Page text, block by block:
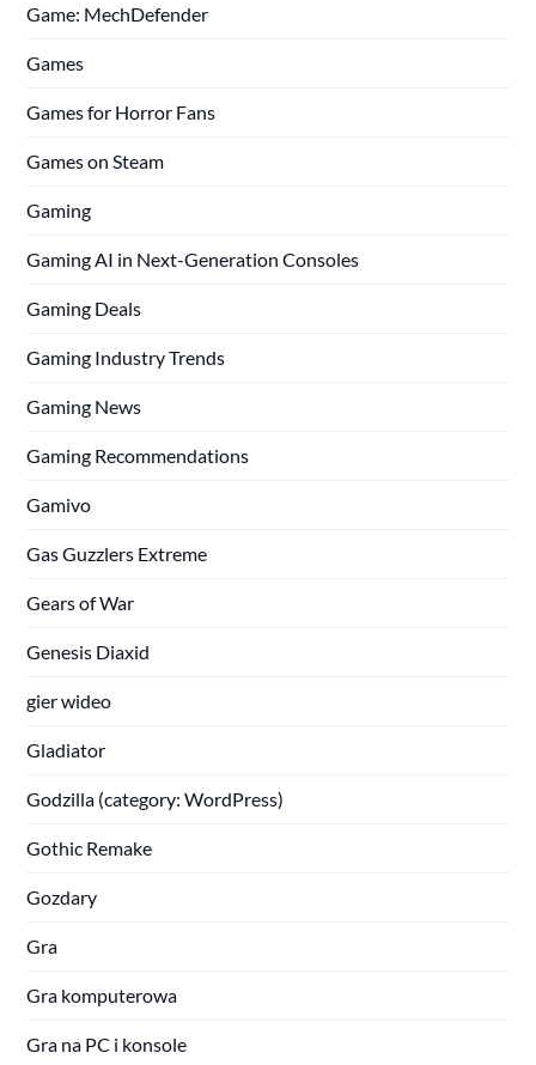
Game: MechDefender
Games
Games for Horror Fans
Games on Steam
Gaming
Gaming AI in Next-Generation Consoles
Gaming Deals
Gaming Industry Trends
Gaming News
Gaming Recommendations
Gamivo
Gas Guzzlers Extreme
Gears of War
Genesis Diaxid
gier wideo
Gladiator
Godzilla (category: WordPress)
Gothic Remake
Gozdary
Gra
Gra komputerowa
Gra na PC i konsole